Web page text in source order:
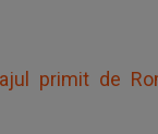
primit de